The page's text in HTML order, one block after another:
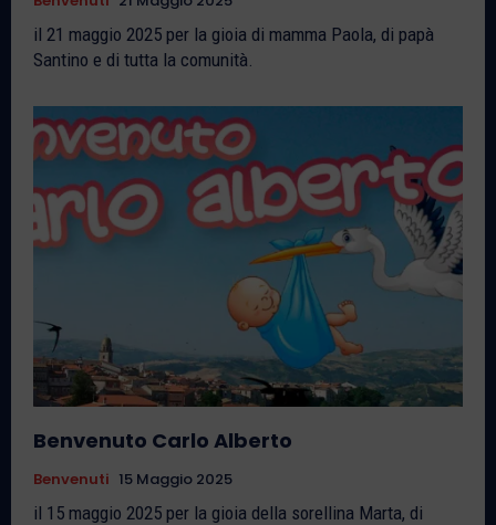
il 21 maggio 2025 per la gioia di mamma Paola, di papà
Santino e di tutta la comunità.
Benvenuto Carlo Alberto
Benvenuti 15 Maggio 2025
il 15 maggio 2025 per la gioia della sorellina Marta, di